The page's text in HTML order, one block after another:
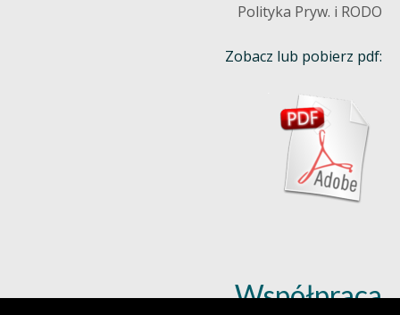
Polityka Pryw. i RODO
Zobacz lub pobierz pdf:
Współpraca